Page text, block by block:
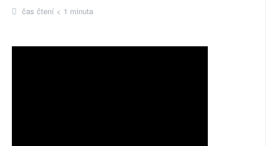
čas čtení < 1 minuta